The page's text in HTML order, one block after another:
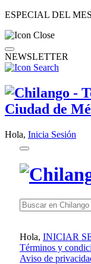
ESPECIAL DEL
NEWSLETTER
Hola, Inicia Sesión
Hola, INICIAR
Términos y
Aviso de